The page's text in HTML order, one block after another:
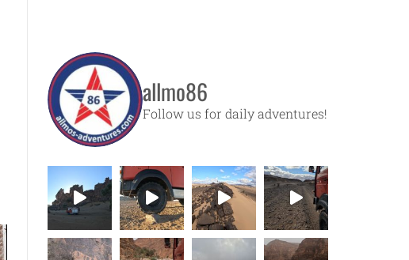
allmo86
Follow us for daily adventures!